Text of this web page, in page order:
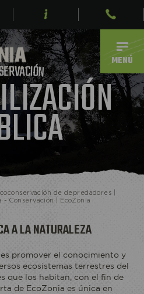
MENÚ
ERVACIÓN
de depredadores |
- Conservación | EcoZonia
A LA NATURALEZA
promover el conocimiento y
ecosistemas terrestres del
que los habitan, con el fin de
de EcoZonia es única en